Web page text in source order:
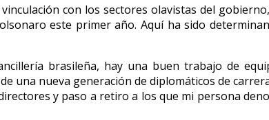
con los sectores olavistas del
este primer año. Aquí ha sido
brasileña, hay una buen trabajo de
una nueva generación de diplomáticos de
y paso a retiro a los que mi persona